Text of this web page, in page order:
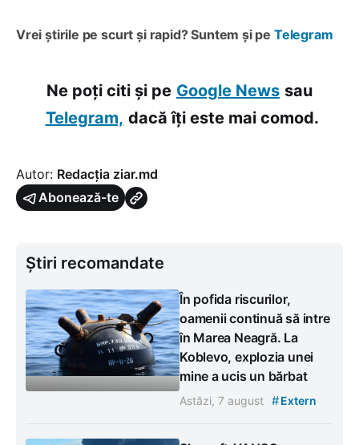
Vrei știrile pe scurt și rapid? Suntem și pe Telegram
Ne poți citi și pe Google News sau
Telegram, dacă îți este mai comod.
Autor: Redacția ziar.md
Abonează-te
Știri recomandate
În pofida riscurilor,
oamenii continuă să intre
în Marea Neagră. La
Koblevo, explozia unei
mine a ucis un bărbat
Astăzi, 7 august #Extern